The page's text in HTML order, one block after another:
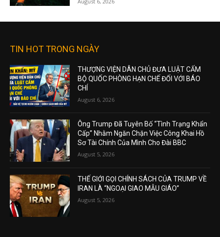
TIN HOT TRONG NGÀY
THƯỢNG VIỆN DÂN CHỦ ĐƯA LUẬT CẤM
BỘ QUỐC PHÒNG HẠN CHẾ ĐỐI VỚI BÁO
CHÍ
August 6, 2026
Ông Trump Đã Tuyên Bố “Tình Trạng Khẩn
Cấp” Nhằm Ngăn Chặn Việc Công Khai Hồ
Sơ Tài Chính Của Mình Cho Đài BBC
August 5, 2026
THẾ GIỚI GỌI CHÍNH SÁCH CỦA TRUMP VỀ
IRAN LÀ “NGOẠI GIAO MẪU GIÁO”
August 5, 2026